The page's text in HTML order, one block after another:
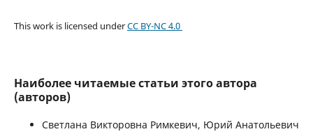
This work is licensed underCC BY-NC 4.0
Наиболее читаемые статьи этого автора
(авторов)
Светлана Викторовна Римкевич, Юрий Анатольевич